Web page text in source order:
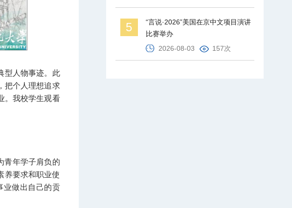
型人物事迹。此
把个人理想追求
。我校学生观看
青年学子肩负的
养要求和职业使
业做出自己的贡
5
“言说·2026”美国在京中文项目演讲
比赛举办
2026-08-03
157次